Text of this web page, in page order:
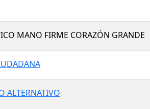
MANO FIRME CORAZÓN GRANDE
ALTERNATIVO